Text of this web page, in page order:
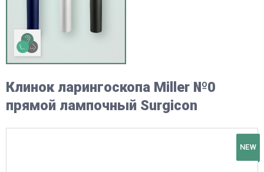
Клинок ларингоскопа Miller №0
прямой лампочный Surgicon
NEW